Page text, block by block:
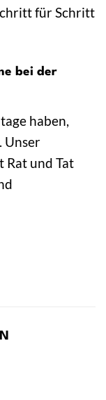
für Schritt
bei der
haben,
Unser
Rat und Tat